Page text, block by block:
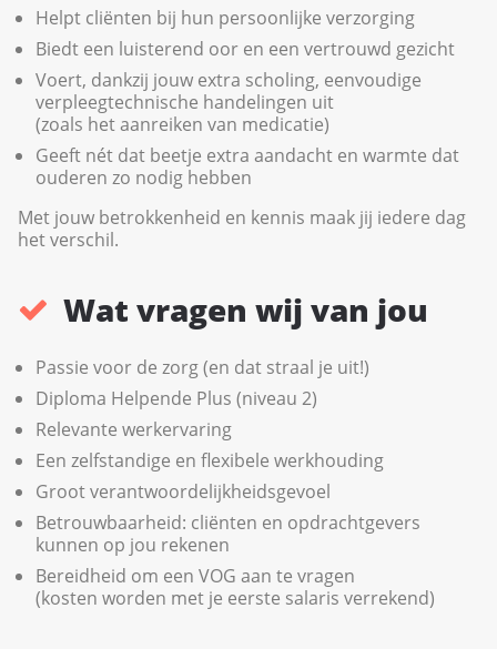
Helpt cliënten bij hun persoonlijke verzorging
Biedt een luisterend oor en een vertrouwd gezicht
Voert, dankzij jouw extra scholing, eenvoudige
verpleegtechnische handelingen uit
(zoals het aanreiken van medicatie)
Geeft nét dat beetje extra aandacht en warmte dat
ouderen zo nodig hebben
Met jouw betrokkenheid en kennis maak jij iedere dag
het verschil.
Wat vragen wij van jou
Passie voor de zorg (en dat straal je uit!)
Diploma Helpende Plus (niveau 2)
Relevante werkervaring
Een zelfstandige en flexibele werkhouding
Groot verantwoordelijkheidsgevoel
Betrouwbaarheid: cliënten en opdrachtgevers
kunnen op jou rekenen
Bereidheid om een VOG aan te vragen
(kosten worden met je eerste salaris verrekend)